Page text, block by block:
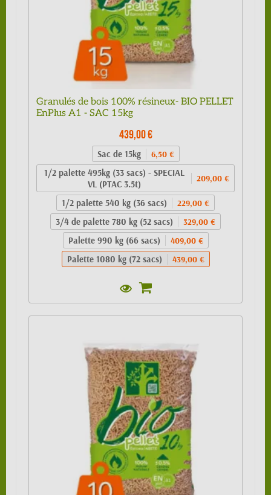
Granulés de bois 100% résineux- BIO PELLET
EnPlus A1 - SAC 15kg
439,00 €
Sac de 15kg 6,50 €
1/2 palette 495kg (33 sacs) - SPECIAL
VL (PTAC 3.5t)
209,00 €
1/2 palette 540 kg (36 sacs) 229,00 €
3/4 de palette 780 kg (52 sacs) 329,00 €
Palette 990 kg (66 sacs) 409,00 €
Palette 1080 kg (72 sacs) 439,00 €